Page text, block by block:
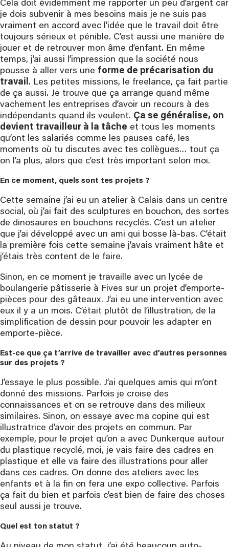
Cela doit évidemment me rapporter un peu d’argent car
je dois subvenir à mes besoins mais je ne suis pas
vraiment en accord avec l’idée que le travail doit être
toujours sérieux et pénible. C’est aussi une manière de
jouer et de retrouver mon âme d’enfant. En même
temps, j’ai aussi l’impression que la société nous
pousse à aller vers une forme de précarisation du
travail. Les petites missions, le freelance, ça fait partie
de ça aussi. Je trouve que ça arrange quand même
vachement les entreprises d’avoir un recours à des
indépendants quand ils veulent. Ça se généralise, on
devient travailleur à la tâche et tous les moments
qu’ont les salariés comme les pauses café, les
moments où tu discutes avec tes collègues… tout ça
on l’a plus, alors que c’est très important selon moi.
En ce moment, quels sont tes projets ?
Cette semaine j’ai eu un atelier à Calais dans un centre
social, où j’ai fait des sculptures en bouchon, des sortes
de dinosaures en bouchons recyclés. C’est un atelier
que j’ai développé avec un ami qui bosse là-bas. C’était
la première fois cette semaine j’avais vraiment hâte et
j’étais très content de le faire.
Sinon, en ce moment je travaille avec un lycée de
boulangerie pâtisserie à Fives sur un projet d’emporte-
pièces pour des gâteaux. J’ai eu une intervention avec
eux il y a un mois. C’était plutôt de l’illustration, de la
simplification de dessin pour pouvoir les adapter en
emporte-pièce.
Est-ce que ça t’arrive de travailler avec d’autres personnes
sur des projets ?
J’essaye le plus possible. J’ai quelques amis qui m’ont
donné des missions. Parfois je croise des
connaissances et on se retrouve dans des milieux
similaires. Sinon, on essaye avec ma copine qui est
illustratrice d’avoir des projets en commun. Par
exemple, pour le projet qu’on a avec Dunkerque autour
du plastique recyclé, moi, je vais faire des cadres en
plastique et elle va faire des illustrations pour aller
dans ces cadres. On donne des ateliers avec les
enfants et à la fin on fera une expo collective. Parfois
ça fait du bien et parfois c’est bien de faire des choses
seul aussi je trouve.
Quel est ton statut ?